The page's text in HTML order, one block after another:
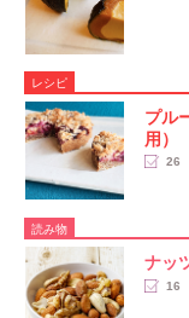
レシピ
プル
用）
26
読み物
ナッ
16